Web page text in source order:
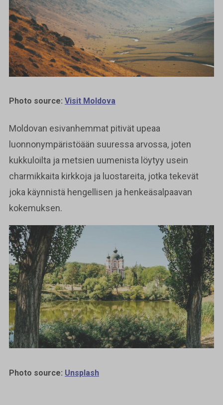
Photo source: Visit Moldova
Moldovan esivanhemmat pitivät upeaa
luonnonympäristöään suuressa arvossa, joten
kukkuloilta ja metsien uumenista löytyy usein
charmikkaita kirkkoja ja luostareita, jotka tekevät
joka käynnistä hengellisen ja henkeäsalpaavan
kokemuksen.
Photo source: Unsplash